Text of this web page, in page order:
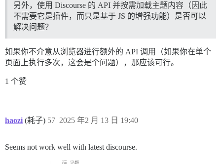
另外，使用 Discourse 的 API 并按需加载主题内容（因此
不需要它是插件，而只是基于 JS 的增强功能）是否可以
解决问题？
如果你不介意从浏览器进行额外的 API 调用（如果你在单个
页面上执行多次，这会是个问题），那应该可行。
1 个赞
haozi (耗子) 2025 年2 月 13 日 19:40
57
Seems not work well with latest discourse.